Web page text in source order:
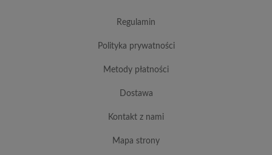
regulamin
polityka prywatności
metody płatności
dostawa
kontakt z nami
mapa strony